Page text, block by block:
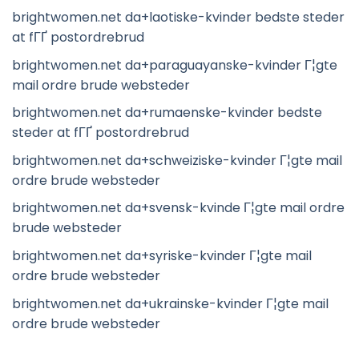
brightwomen.net da+laotiske-kvinder bedste steder
at fГҐ postordrebrud
brightwomen.net da+paraguayanske-kvinder Г¦gte
mail ordre brude websteder
brightwomen.net da+rumaenske-kvinder bedste
steder at fГҐ postordrebrud
brightwomen.net da+schweiziske-kvinder Г¦gte mail
ordre brude websteder
brightwomen.net da+svensk-kvinde Г¦gte mail ordre
brude websteder
brightwomen.net da+syriske-kvinder Г¦gte mail
ordre brude websteder
brightwomen.net da+ukrainske-kvinder Г¦gte mail
ordre brude websteder